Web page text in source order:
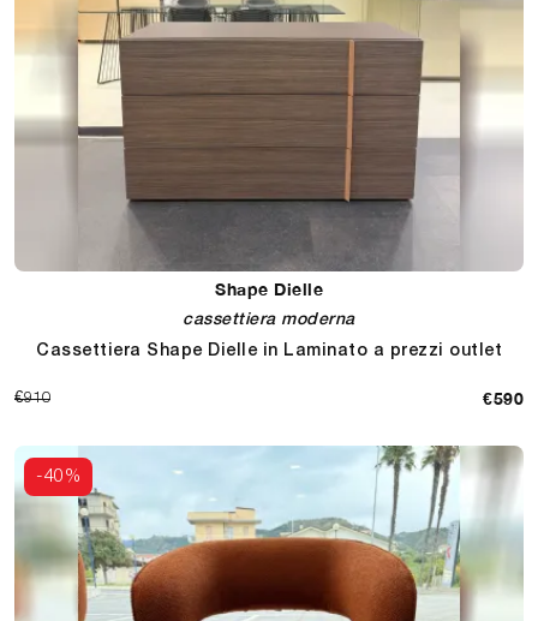
Shape Dielle
cassettiera moderna
Cassettiera Shape Dielle in Laminato a prezzi outlet
€910 €590
-40%